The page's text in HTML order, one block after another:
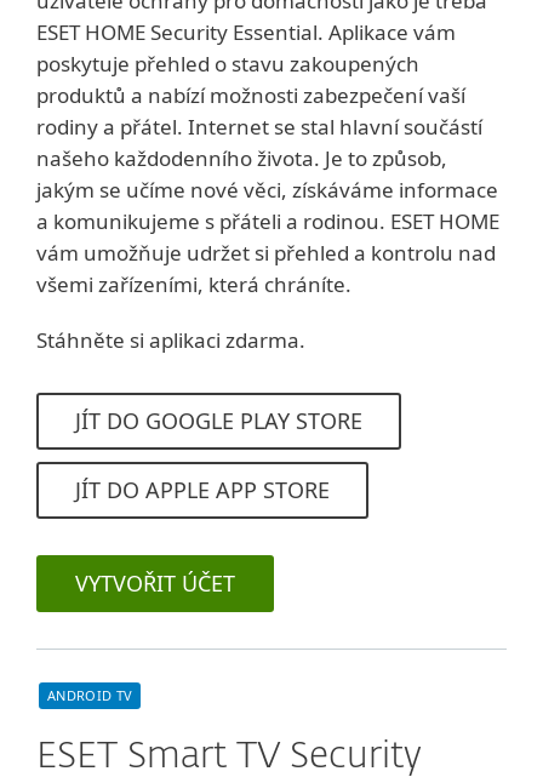
ESET HOME Security Essential. Aplikace vám
poskytuje přehled o stavu zakoupených
produktů a nabízí možnosti zabezpečení vaší
rodiny a přátel. Internet se stal hlavní součástí
našeho každodenního života. Je to způsob,
jakým se učíme nové věci, získáváme informace
a komunikujeme s přáteli a rodinou. ESET HOME
vám umožňuje udržet si přehled a kontrolu nad
všemi zařízeními, která chráníte.
Stáhněte si aplikaci zdarma.
JÍT DO GOOGLE PLAY STORE
JÍT DO APPLE APP STORE
VYTVOŘIT ÚČET
ANDROID TV
ESET Smart TV Security